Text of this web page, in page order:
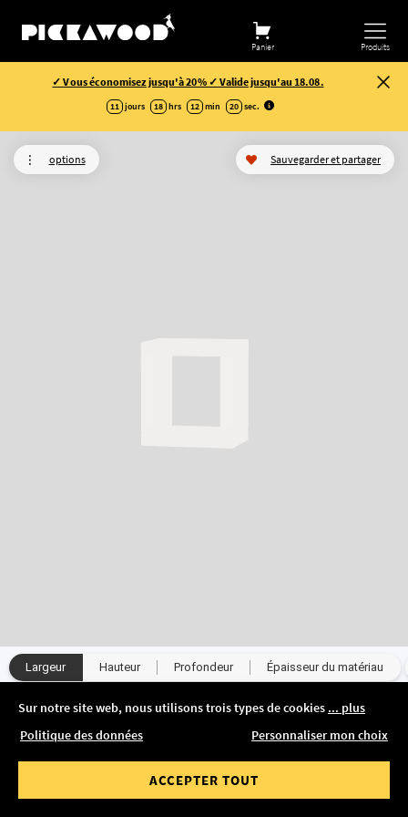
Panier Produits
✓ Vous économisez jusqu'à 20% ✓ Valide jusqu'au 18.08.
11 jours 18 hrs 12 min 19 sec.
options Sauvegarder et partager
Largeur Hauteur Profondeur Épaisseur du matériau
75 €
TVA&éco-partincluses
PANIER
Sur notre site web, nous utilisons trois types de cookies ... plus
Politique des données
Personnaliser mon choix
ACCEPTER TOUT
18.08. !
500,00 €
1 500,00 €